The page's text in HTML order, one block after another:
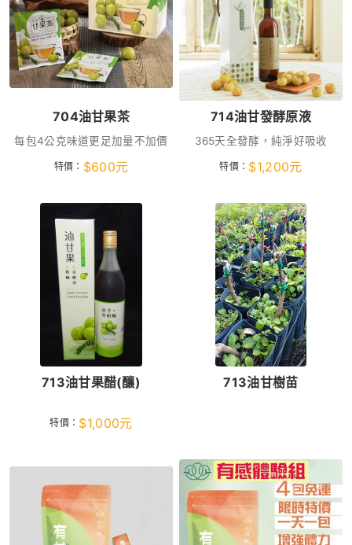
704油甘果茶
每包4公克味道更足加量不加價
特價： $600元
714油甘發酵原液
365天全發酵，純淨好吸收
特價： $1,200元
713油甘果醋(釀)
特價： $1,000元
713油甘樹苗